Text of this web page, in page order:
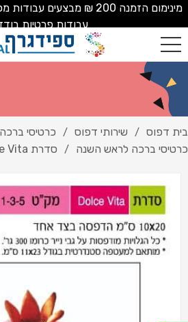
מינימום הזמנה 200 ₪
עבודות פרטיות
בית דפוס / שירותי דפוס / כרטיסי ברכה
כרטיסי ברכה לראש השנה / סדרת Dolce Vita